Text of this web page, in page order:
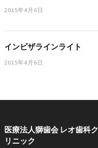
2015年4月6日
インビザラインライト
2015年4月6日
医療法人獅歯会 レオ歯科ク
リニック